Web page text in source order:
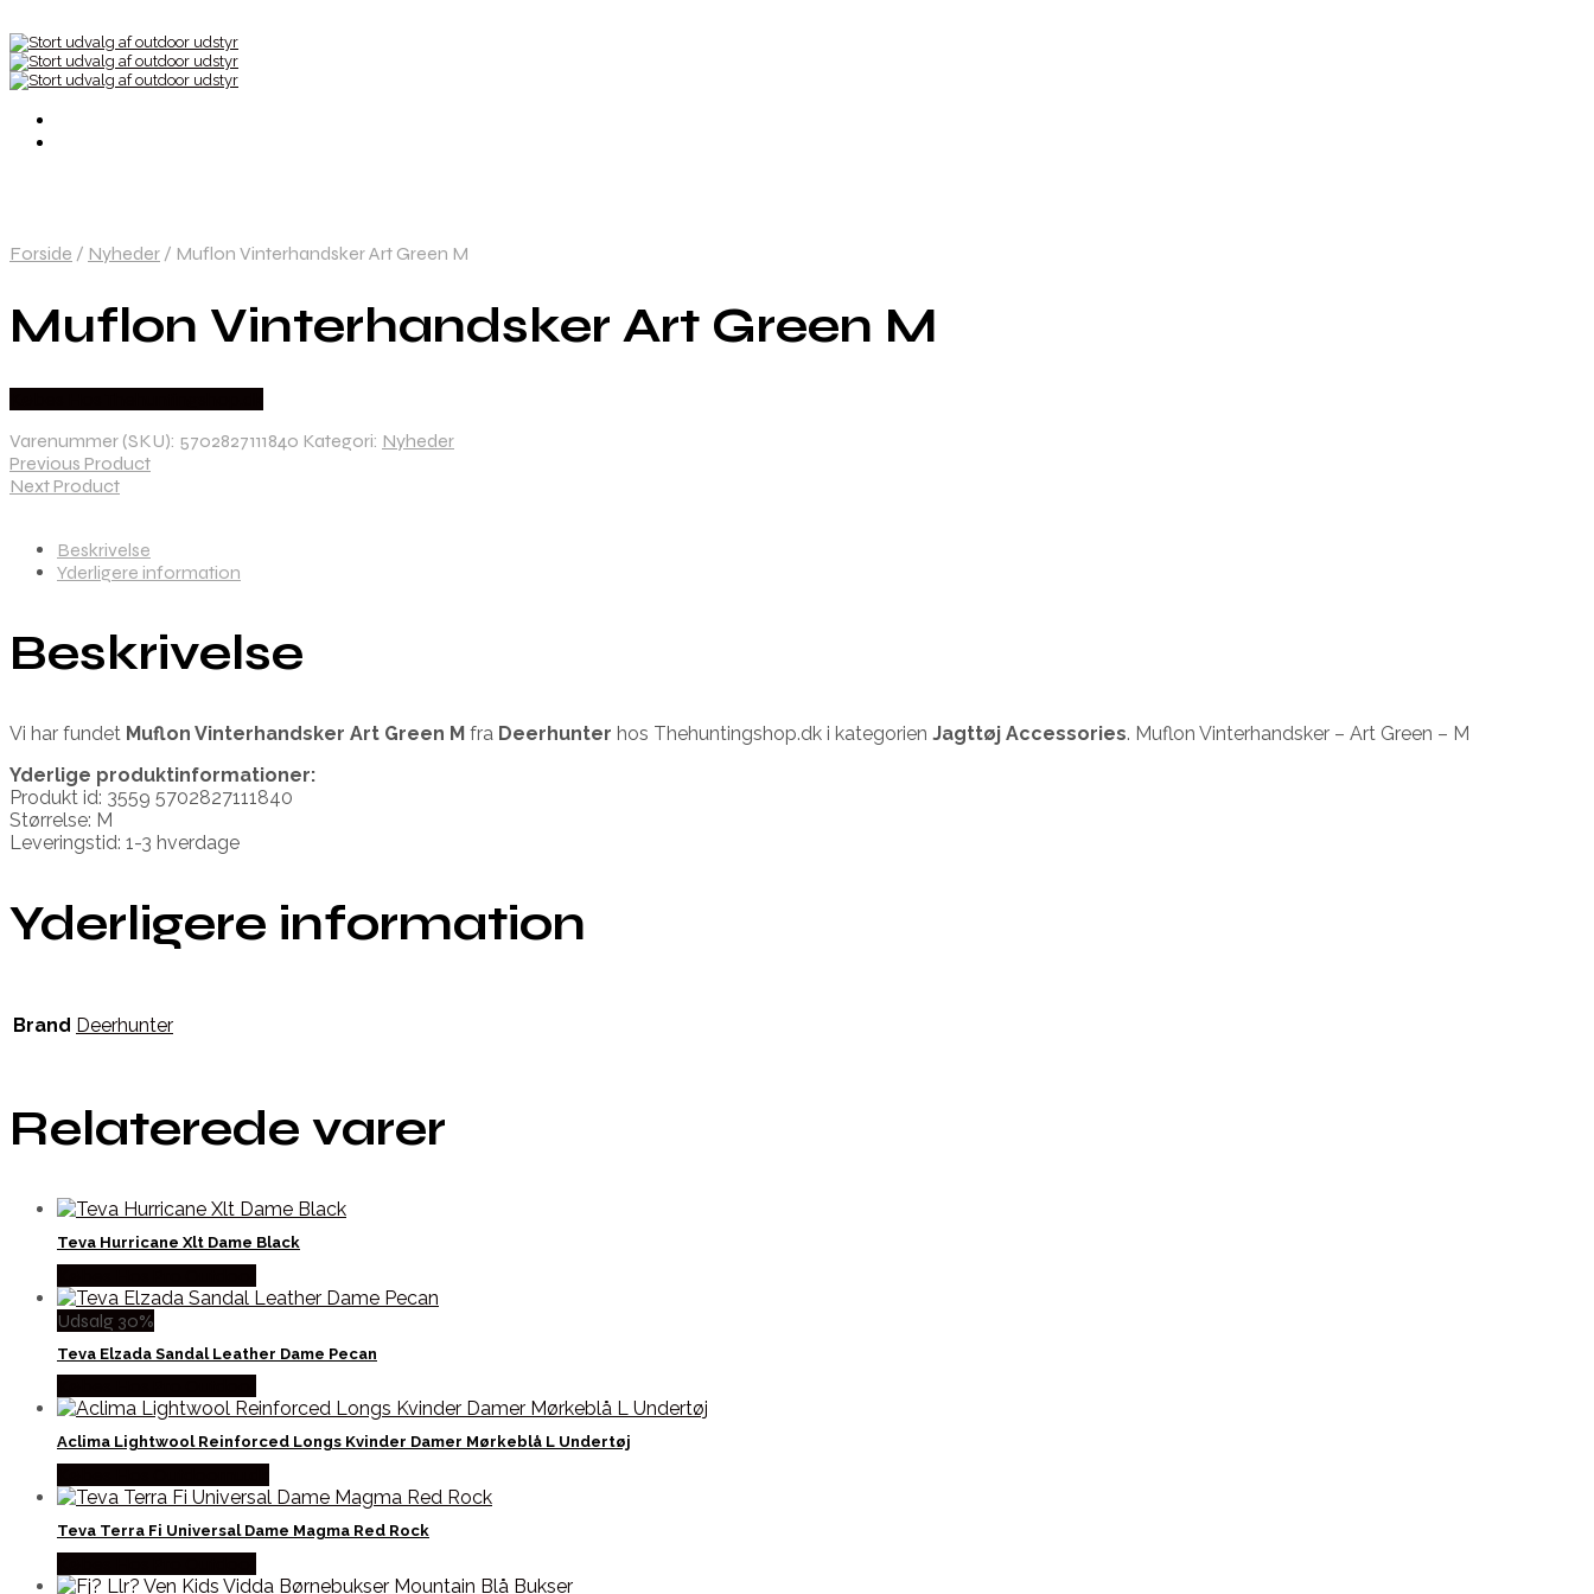
Forside / Nyheder / Muflon Vinterhandsker Art Green M
Muflon Vinterhandsker Art Green M
Varenummer (SKU): 5702827111840 Kategori: Nyheder
Previous Product
Next Product
Beskrivelse
Yderligere information
Beskrivelse
Vi har fundet Muflon Vinterhandsker Art Green M fra Deerhunter hos Thehuntingshop.dk i kategorien Jagttøj Accessories. Muflon Vinterhandsker – Art Green – M
Yderlige produktinformationer:
Produkt id: 3559 5702827111840
Størrelse: M
Leveringstid: 1-3 hverdage
Yderligere information
Brand Deerhunter
Relaterede varer
Teva Hurricane Xlt Dame Black
Udsalg 30%
Teva Elzada Sandal Leather Dame Pecan
Aclima Lightwool Reinforced Longs Kvinder Damer Mørkeblå L Undertøj
Teva Terra Fi Universal Dame Magma Red Rock